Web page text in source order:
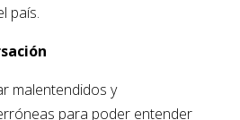
país.
malentendidos y
para poder entender